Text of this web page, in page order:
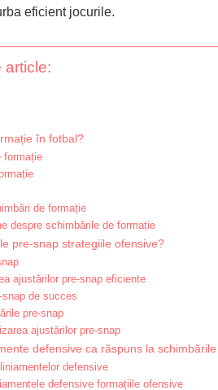
eficient jocurile.
article:
în fotbal?
formație
de formație
despre schimbările de formație
pre-snap strategiile ofensive?
ajustărilor pre-snap eficiente
de succes
pre-snap
ajustărilor pre-snap
defensive ca răspuns la
defensive
defensive formațiile ofensive